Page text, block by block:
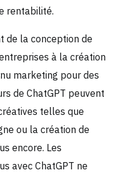
rentabilité.
de la conception de
à la création
marketing pour des
de ChatGPT peuvent
telles que
ou la création de
encore. Les
avec ChatGPT ne